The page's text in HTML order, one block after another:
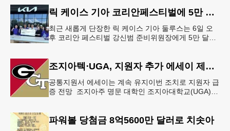
릭 케이스 기아 코리안페스티벌에 5만 달러 후원
최근 새롭게 단장한 릭 케이스 기아 둘루스는 6일 오
후 코리안 페스티벌 강신범 준비위원장에게 5만 달러
조지아텍⋅UGA, 지원자 추가 에세이 제출 폐지
공통지원서 에세이는 계속 유지이번 조치로 지원자 급
증 전망 조지아주 명문 대학인 조지아대학교(UGA)와
파워볼 당첨금 8억5600만 달러로 치솟아